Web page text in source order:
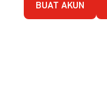
BUAT AKUN